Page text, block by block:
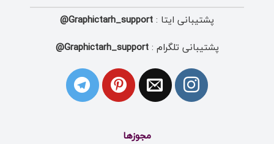
پشتیبانی ایتا : Graphictarh_support@
پشتیبانی تلگرام :Graphictarh_support@
مجوزها